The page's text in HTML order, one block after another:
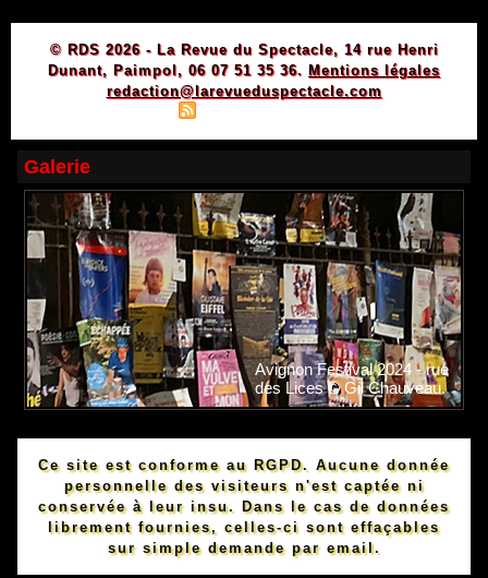
© RDS 2026 - La Revue du Spectacle, 14 rue Henri
Dunant, Paimpol, 06 07 51 35 36. Mentions légales
redaction@larevueduspectacle.com
Galerie
Avignon Festival 2024 - rue
des Lices © Gil Chauveau.
Ce site est conforme au RGPD. Aucune donnée
personnelle des visiteurs n'est captée ni
conservée à leur insu. Dans le cas de données
librement fournies, celles-ci sont effaçables
sur simple demande par email.